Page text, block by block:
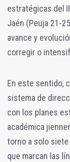
estratégicas del
Jaén (Peuja 21-
avance y
corregir o
En este sentido,
sistema de
con los planes
académica
torno a solo
que marcan las